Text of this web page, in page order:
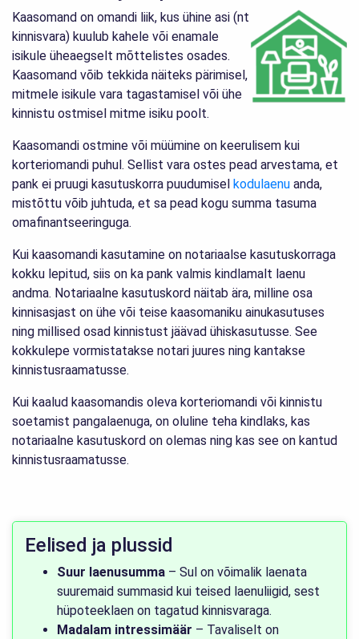
Kaasomand on omandi liik, kus ühine asi (nt
kinnisvara) kuulub kahele või enamale
isikule üheaegselt mõttelistes osades.
Kaasomand võib tekkida näiteks pärimisel,
mitmele isikule vara tagastamisel või ühe
kinnistu ostmisel mitme isiku poolt.
Kaasomandi ostmine või müümine on keerulisem kui
korteriomandi puhul. Sellist vara ostes pead arvestama, et
pank ei pruugi kasutuskorra puudumisel kodulaenu anda,
mistõttu võib juhtuda, et sa pead kogu summa tasuma
omafinantseeringuga.
Kui kaasomandi kasutamine on notariaalse kasutuskorraga
kokku lepitud, siis on ka pank valmis kindlamalt laenu
andma. Notariaalne kasutuskord näitab ära, milline osa
kinnisasjast on ühe või teise kaasomaniku ainukasutuses
ning millised osad kinnistust jäävad ühiskasutusse. See
kokkulepe vormistatakse notari juures ning kantakse
kinnistusraamatusse.
Kui kaalud kaasomandis oleva korteriomandi või kinnistu
soetamist pangalaenuga, on oluline teha kindlaks, kas
notariaalne kasutuskord on olemas ning kas see on kantud
kinnistusraamatusse.
Eelised ja plussid
Suur laenusumma – Sul on võimalik laenata
suuremaid summasid kui teised laenuliigid, sest
hüpoteeklaen on tagatud kinnisvaraga.
Madalam intressimäär – Tavaliselt on